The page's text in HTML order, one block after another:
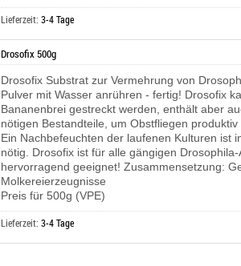
Lieferzeit:3-4 Tage
Drosofix 500g
Drosofix Substrat zur Vermehrung von
Pulver mit Wasser anrühren - fertig! Drosofix
Bananenbrei gestreckt werden, enthält aber
nötigen Bestandteile, um Obstfliegen produktiv
Ein Nachbefeuchten der laufenen Kulturen ist
nötig. Drosofix ist für alle gängigen Drosophila-
hervorragend geeignet! Zusammensetzung:
Molkereierzeugnisse
Preis für 500g (VPE)
Lieferzeit:3-4 Tage